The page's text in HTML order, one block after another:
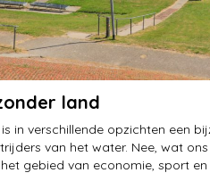
land
in verschillende opzichten een
van het water. Nee, wat
gebied van economie, sport